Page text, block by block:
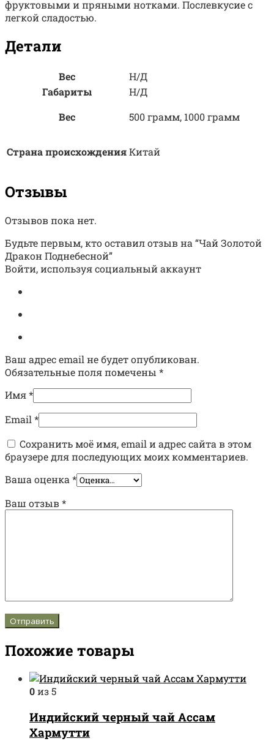
фруктовыми и пряными нотками. Послевкусие с
легкой сладостью.
Детали
Вес
Н/Д
Габариты
Н/Д
Вес
500 грамм, 1000 грамм
Страна происхожденияКитай
Отзывы
Отзывов пока нет.
Будьте первым, кто оставил отзыв на “Чай Золотой
Дракон Поднебесной”
Войти, используя социальный аккаунт
Ваш адрес email не будет опубликован.
Обязательные поля помечены *
Имя*
Email *
Сохранить моё имя, email и адрес сайта в этом
браузере для последующих моих комментариев.
Ваша оценка *
Ваш отзыв*
Похожие товары
0из 5
Индийский черный чай Ассам
Хармутти